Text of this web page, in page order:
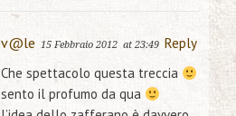
v@le 15 Febbraio 2012 at 23:49 Reply
Che spettacolo questa treccia
sento il profumo da qua